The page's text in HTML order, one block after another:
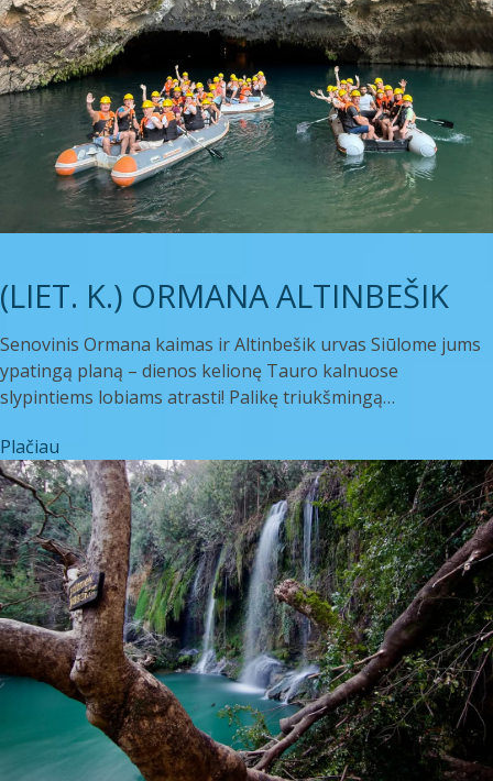
(LIET. K.) ORMANA ALTINBEŠIK
Senovinis Ormana kaimas ir Altinbešik urvas Siūlome jums
ypatingą planą – dienos kelionę Tauro kalnuose
slypintiems lobiams atrasti! Palikę triukšmingą…
Plačiau